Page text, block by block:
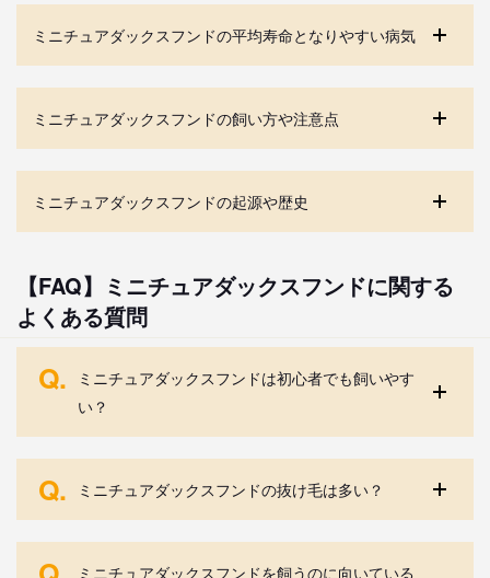
ミニチュアダックスフンドの平均寿命となりやすい病気
ミニチュアダックスフンドの飼い方や注意点
ミニチュアダックスフンドの起源や歴史
【FAQ】ミニチュアダックスフンドに関する
よくある質問
Q.
ミニチュアダックスフンドは初心者でも飼いやす
い？
Q. ミニチュアダックスフンドの抜け毛は多い？
ミニチュアダックスフンドを飼うのに向いている